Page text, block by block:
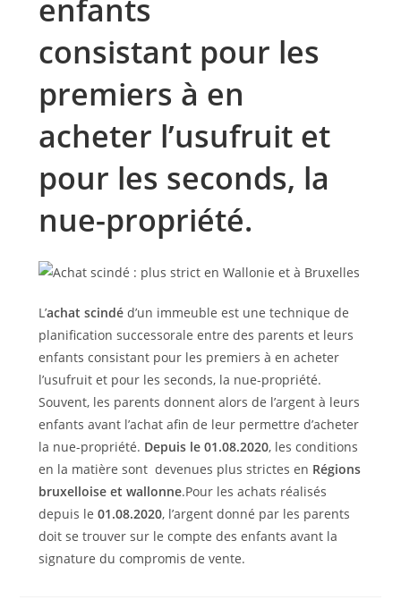
enfants
consistant pour les
premiers à en
acheter l’usufruit et
pour les seconds, la
nue-propriété.
L’achat scindéd’un immeuble est une technique de
planification successorale entre des parents et leurs
enfants consistant pour les premiers à en acheter
l’usufruit et pour les seconds, la nue-propriété.
Souvent, les parents donnent alors de l’argent à leurs
enfants avant l’achat afin de leur permettre d’acheter
la nue-propriété. Depuis le 01.08.2020, les conditions
en la matière sont devenues plus strictes en Régions
bruxelloise et wallonne.Pour les achats réalisés
depuis le 01.08.2020, l’argent donné par les parents
doit se trouver sur le compte des enfants avant la
signature du compromis de vente.